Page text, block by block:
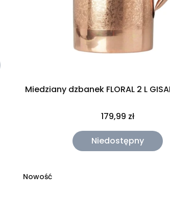
Miedziany dzbanek FLORAL 2 L
179,99 zł
Niedostępny
Nowość